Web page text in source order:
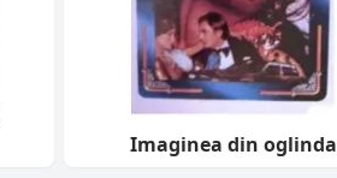
Imaginea din oglinda